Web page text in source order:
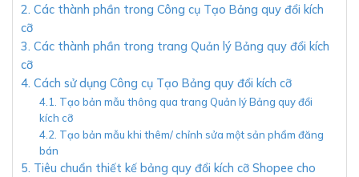
2. Các thành phần trong Công cụ Tạo Bảng quy đổi kích
cỡ
3. Các thành phần trong trang Quản lý Bảng quy đổi kích
cỡ
4. Cách sử dụng Công cụ Tạo Bảng quy đổi kích cỡ
4.1. Tạo bản mẫu thông qua trang Quản lý Bảng quy đổi
kích cỡ
4.2. Tạo bản mẫu khi thêm/ chỉnh sửa một sản phẩm đăng
bán
5. Tiêu chuẩn thiết kế bảng quy đổi kích cỡ Shopee cho